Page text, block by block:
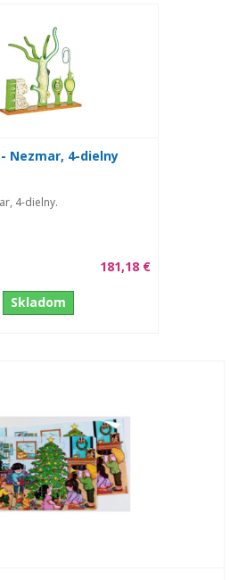
Nezmar, 4-dielny
4-dielny.
181,18 €
Skladom